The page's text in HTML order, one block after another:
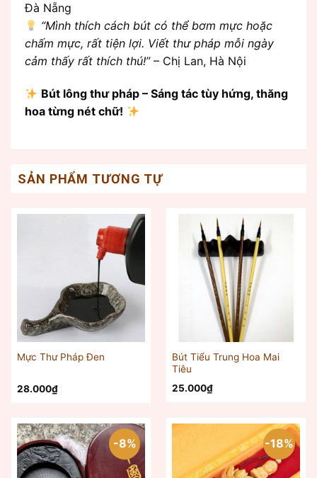
Đà Nẵng
“Mình thích cách bút có thể bơm mực hoặc
chấm mực, rất tiện lợi. Viết thư pháp mỗi ngày
cảm thấy rất thích thú!”– Chị Lan, Hà Nội
Bút lông thư pháp – Sáng tác tùy hứng, thăng
hoa từng nét chữ!
SẢN PHẨM TƯƠNG TỰ
Mực Thư Pháp Đen
28.000₫
Bút Tiểu Trung Hoa Mai
Tiêu
25.000₫
-8% -18%